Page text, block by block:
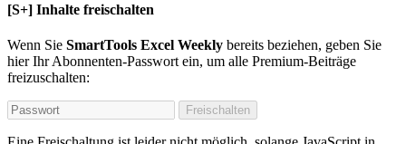
[S+] Inhalte freischalten
Wenn Sie SmartTools Excel Weekly bereits beziehen, geben Sie
hier Ihr Abonnenten-Passwort ein, um alle Premium-Beiträge
freizuschalten:
Freischalten